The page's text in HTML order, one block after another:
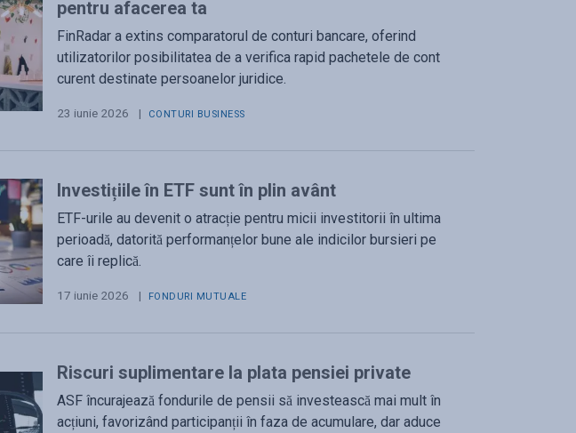
pentru afacerea ta
FinRadar a extins comparatorul de conturi bancare, oferind
utilizatorilor posibilitatea de a verifica rapid pachetele de cont
curent destinate persoanelor juridice.
23 iunie 2026 | CONTURI BUSINESS
Investițiile în ETF sunt în plin avânt
ETF-urile au devenit o atracție pentru micii investitorii în ultima
perioadă, datorită performanțelor bune ale indicilor bursieri pe
care îi replică.
17 iunie 2026 | FONDURI MUTUALE
Riscuri suplimentare la plata pensiei private
ASF încurajează fondurile de pensii să investească mai mult în
acțiuni, favorizând participanții în faza de acumulare, dar aduce